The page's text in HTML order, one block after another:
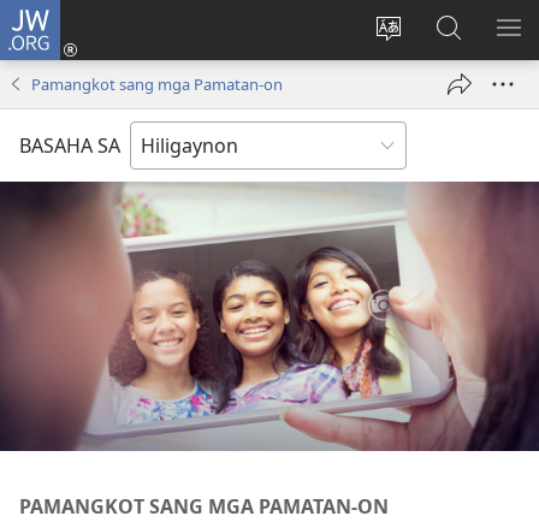
JW.ORG
Islan
lenguahe
sang
site
Mag-
log
new
Mangita
sa
JW.ORG
Pamangkot sang mga Pamatan-on
BASAHA SA
PAMANGKOT SANG MGA PAMATAN-ON